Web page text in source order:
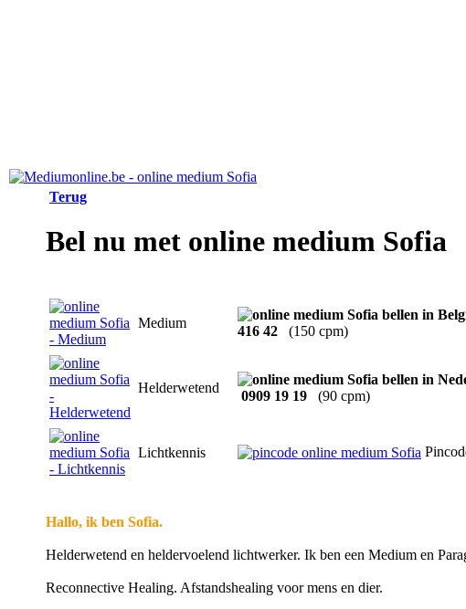
Terug
Bel nu met online medium Sofia
Medium
416 42
(150 cpm)
Helderwetend
0909 19 19 (90 cpm)
Lichtkennis
Hallo, ik ben Sofia.
Helderwetend en heldervoelend lichtwerker. Ik ben een Medium en
Reconnective Healing. Afstandshealing voor mens en dier.